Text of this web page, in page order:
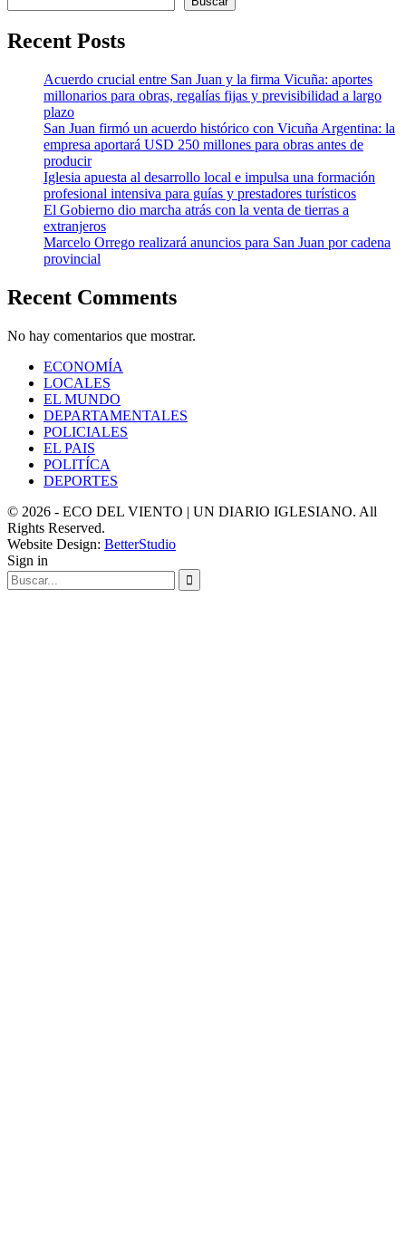
Recent Posts
Acuerdo crucial entre San Juan y la firma Vicuña: aportes
millonarios para obras, regalías fijas y previsibilidad a largo
plazo
San Juan firmó un acuerdo histórico con Vicuña Argentina: la
empresa aportará USD 250 millones para obras antes de
producir
Iglesia apuesta al desarrollo local e impulsa una formación
profesional intensiva para guías y prestadores turísticos
El Gobierno dio marcha atrás con la venta de tierras a
extranjeros
Marcelo Orrego realizará anuncios para San Juan por cadena
provincial
Recent Comments
No hay comentarios que mostrar.
ECONOMÍA
LOCALES
EL MUNDO
DEPARTAMENTALES
POLICIALES
EL PAIS
POLITÍCA
DEPORTES
© 2026 - ECO DEL VIENTO | UN DIARIO IGLESIANO. All
Rights Reserved.
Website Design: BetterStudio
Sign in